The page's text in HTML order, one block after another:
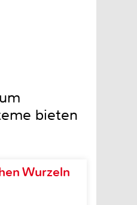
bieten
Wurzeln